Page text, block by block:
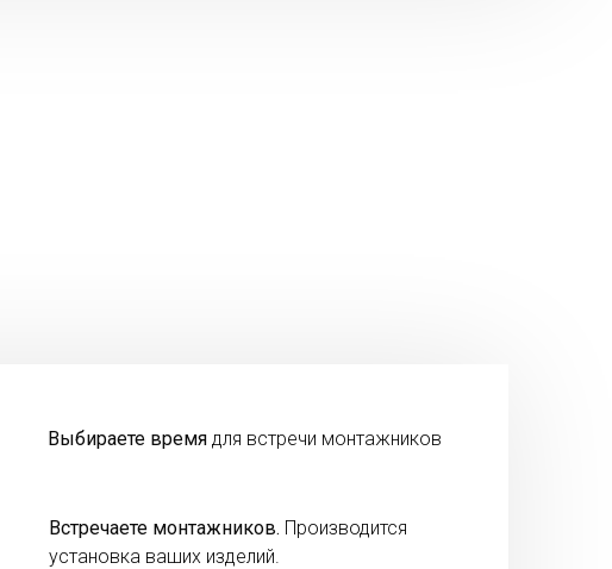
Выбираете времядля встречи монтажников
Встречаете монтажников. Производится
установка ваших изделий.